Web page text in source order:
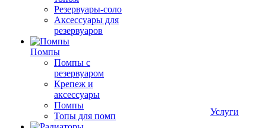
Резервуары-соло
Аксессуары для
резервуаров
Помпы
Помпы с
резервуаром
Крепеж и
аксессуары
Помпы
Топы для помп
Услуги